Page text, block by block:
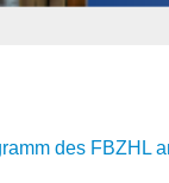
des FBZHL